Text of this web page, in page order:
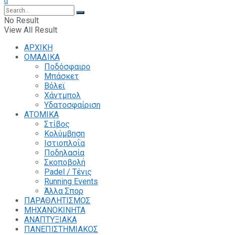
No Result
View All Result
ΑΡΧΙΚΗ
ΟΜΑΔΙΚΑ
Ποδόσφαιρο
Μπάσκετ
Βόλεϊ
Χάντμπολ
Υδατοσφαίριση
ΑΤΟΜΙΚΑ
Στίβος
Κολύμβηση
Ιστιοπλοΐα
Ποδηλασία
Σκοποβολή
Padel / Τένις
Running Events
Άλλα Σπορ
ΠΑΡΑΘΛΗΤΙΣΜΟΣ
ΜΗΧΑΝΟΚΙΝΗΤΑ
ΑΝΑΠΤΥΞΙΑΚΑ
ΠΑΝΕΠΙΣΤΗΜΙΑΚΟΣ